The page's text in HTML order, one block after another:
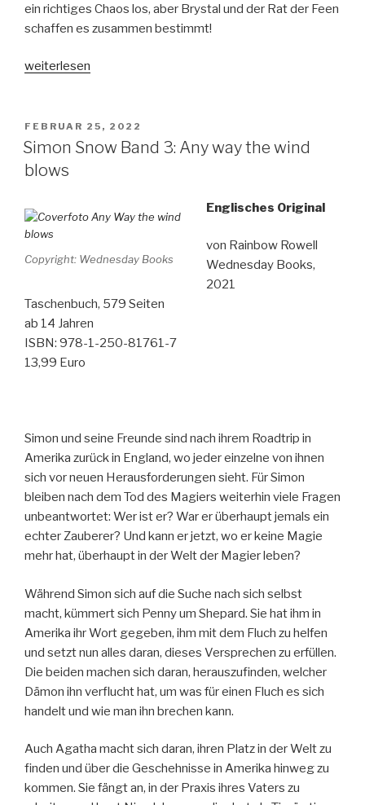
ein richtiges Chaos los, aber Brystal und der Rat der Feen
schaffen es zusammen bestimmt!
„Die
Magie-
Tale
of
3-
Ein
gefährlicher
weiterlesen
VERÖFFENTLICHT
AM
FEBRUAR 25, 2022
Simon Snow Band 3: Any way the wind
blows
Copyright: Wednesday Books
Englisches Original
von Rainbow Rowell
Wednesday Books,
2021
Taschenbuch, 579 Seiten
ab 14 Jahren
ISBN: 978-1-250-81761-7
13,99 Euro
Simon und seine Freunde sind nach ihrem Roadtrip in
Amerika zurück in England, wo jeder einzelne von ihnen
sich vor neuen Herausforderungen sieht. Für Simon
bleiben nach dem Tod des Magiers weiterhin viele Fragen
unbeantwortet: Wer ist er? War er überhaupt jemals ein
echter Zauberer? Und kann er jetzt, wo er keine Magie
mehr hat, überhaupt in der Welt der Magier leben?
Während Simon sich auf die Suche nach sich selbst
macht, kümmert sich Penny um Shepard. Sie hat ihm in
Amerika ihr Wort gegeben, ihm mit dem Fluch zu helfen
und setzt nun alles daran, dieses Versprechen zu erfüllen.
Die beiden machen sich daran, herauszufinden, welcher
Dämon ihn verflucht hat, um was für einen Fluch es sich
handelt und wie man ihn brechen kann.
Auch Agatha macht sich daran, ihren Platz in der Welt zu
finden und über die Geschehnisse in Amerika hinweg zu
kommen. Sie fängt an, in der Praxis ihres Vaters zu